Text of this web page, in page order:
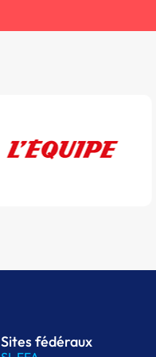
Sites fédéraux